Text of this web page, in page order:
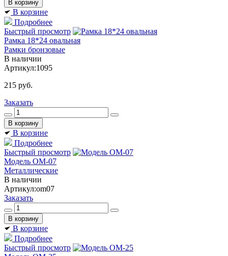
В корзине
Подробнее
Быстрый просмотр
Рамка 18*24 овальная
Рамки бронзовые
В наличии
Артикул:1095
215 руб.
Заказать
В корзине
Подробнее
Быстрый просмотр
Модель ОМ-07
Металлические
В наличии
Артикул:om07
Заказать
В корзине
Подробнее
Быстрый просмотр